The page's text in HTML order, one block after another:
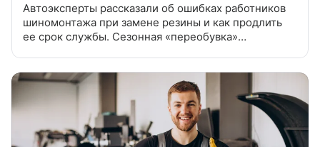
Автоэксперты рассказали об ошибках работников
шиномонтажа при замене резины и как продлить
ее срок службы. Сезонная «переобувка»